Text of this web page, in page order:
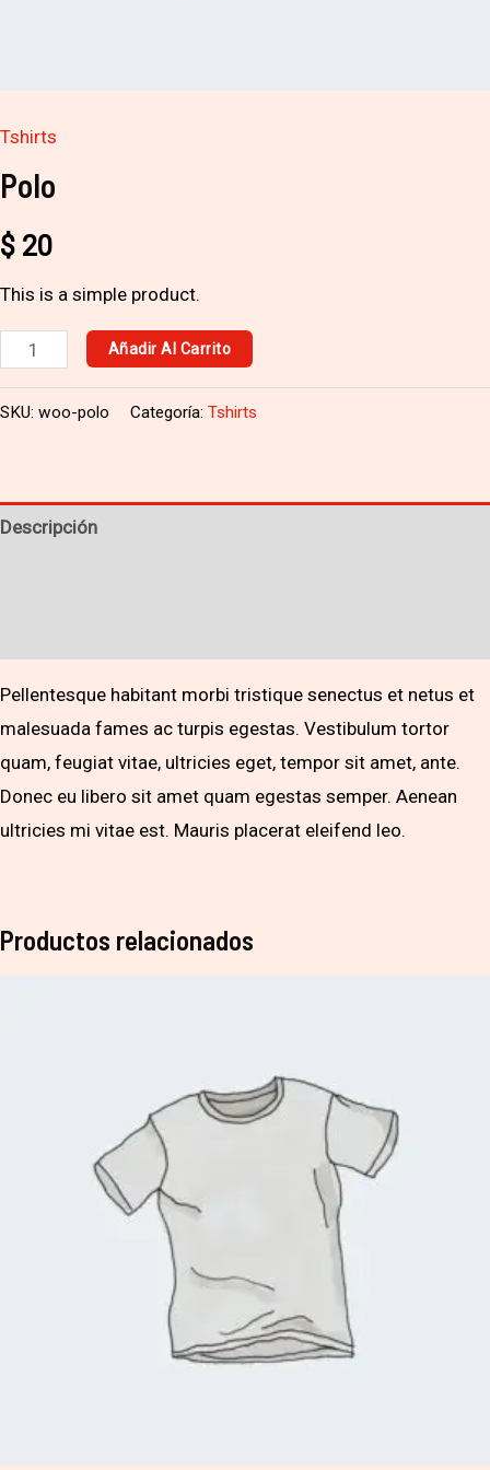
Tshirts
Polo
$ 20
This is a simple product.
Añadir Al Carrito
SKU: woo-polo Categoría: Tshirts
Descripción
Pellentesque habitant morbi tristique senectus et netus et
malesuada fames ac turpis egestas. Vestibulum tortor
quam, feugiat vitae, ultricies eget, tempor sit amet, ante.
Donec eu libero sit amet quam egestas semper. Aenean
ultricies mi vitae est. Mauris placerat eleifend leo.
Productos relacionados